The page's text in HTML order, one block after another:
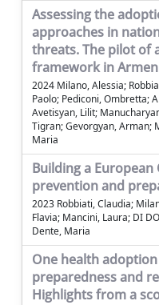
Assessing the
approaches in
threats. The pilot of
framework in
2024 Milano, Alessia;
Paolo; Pediconi, Ombretta;
Avetisyan, Lilit;
Tigran; Gevorgyan, Arman;
Maria
Building a
prevention and
2023 Robbiati, Claudia;
Flavia; Mancini, Laura; DI
Dente, Maria
One health
preparedness and
Highlights from a